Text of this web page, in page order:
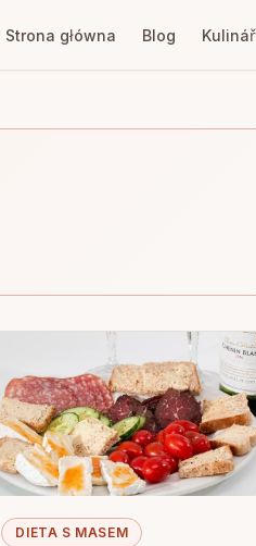
Strona główna Blog
DIETA S MASEM